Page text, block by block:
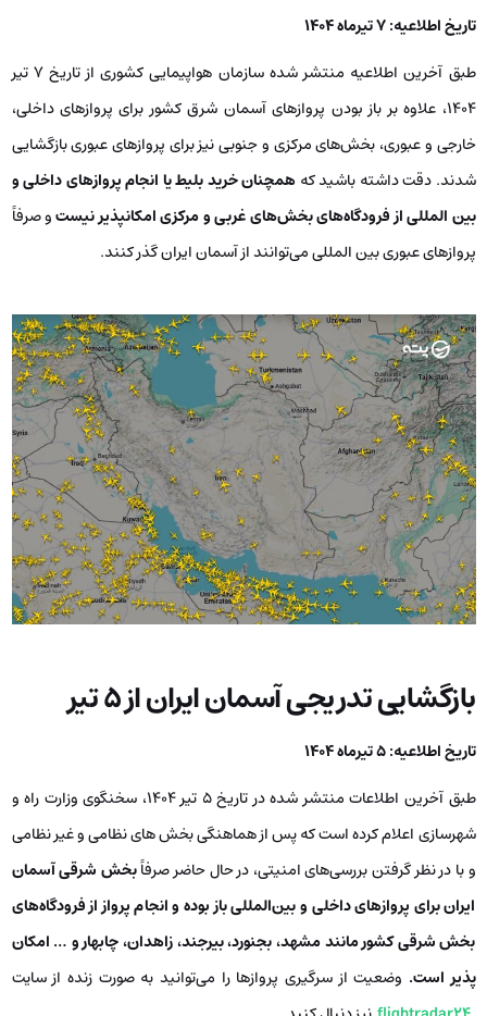
تاریخ اطلاعیه: 7 تیرماه 1404
طبق آخرین اطلاعیه منتشر شده سازمان هواپیمایی کشوری از تاریخ 7 تیر
1404، علاوه بر باز بودن پروازهای آسمان شرق کشور برای پروازهای داخلی،
خارجی و عبوری، بخش‌های مرکزی و جنوبی نیز برای پروازهای عبوری بازگشایی
شدند. دقت داشته باشید که همچنان خرید بلیط یا انجام پروازهای داخلی و
بین المللی از فرودگاه‌های بخش‌های غربی و مرکزی امکانپذیر نیستو صرفاً
پروازهای عبوری بین المللی می‌توانند از آسمان ایران گذر کنند.
بازگشایی تدریجی آسمان ایران از 5 تیر
تاریخ اطلاعیه: 5 تیرماه 1404
طبق آخرین اطلاعات منتشر شده در تاریخ 5 تیر 1404، سخنگوی وزارت راه و
شهرسازی اعلام کرده است که پس از هماهنگی بخش های نظامی و غیر نظامی
و با در نظر گرفتن بررسی‌های امنیتی، در حال حاضر صرفاًبخش شرقی آسمان
ایران برای پروازهای داخلی و بین‌المللی باز بوده و انجام پرواز از فرودگاه‌های
بخش شرقی کشور مانند مشهد، بجنورد، بیرجند، زاهدان، چابهار و … امکان
پذیر است. وضعیت از سرگیری پروازها را می‌توانید به صورت زنده از سایت